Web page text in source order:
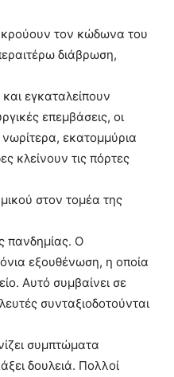
κρούουν τον κώδωνα του
διάβρωση,
εγκαταλείπουν
επεμβάσεις, οι
νωρίτερα, εκατομμύρια
κλείνουν τις πόρτες
στον τομέα της
πανδημίας. Ο
εξουθένωση, η οποία
Αυτό συμβαίνει σε
συνταξιοδοτούνται
συμπτώματα
δουλειά. Πολλοί